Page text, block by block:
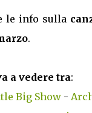
le info sulla
.
a vedere tra:
Big Show -